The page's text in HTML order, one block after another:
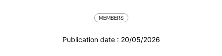
MEMBERS
Publication date : 20/05/2026